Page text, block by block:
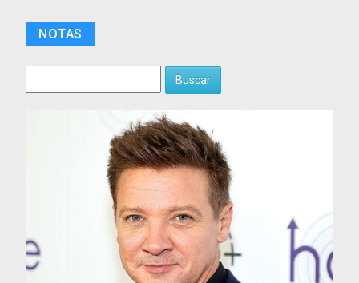
NOTAS
Buscar